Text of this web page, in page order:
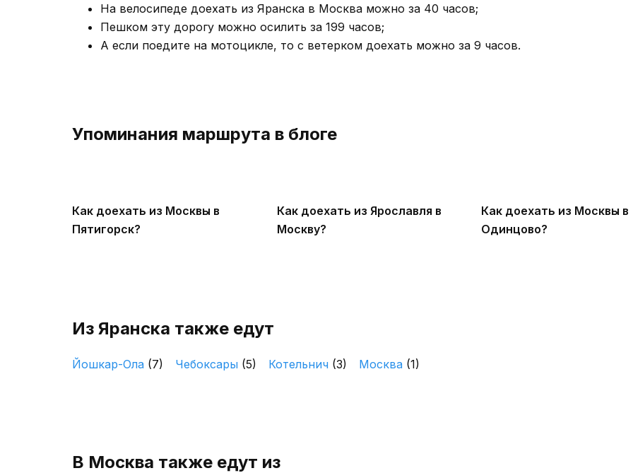
На велосипеде доехать из Яранска в Москва можно за 40 часов;
Пешком эту дорогу можно осилить за 199 часов;
А если поедите на мотоцикле, то с ветерком доехать можно за 9 часов.
Упоминания маршрута в блоге
Как доехать из Москвы в
Пятигорск?
Как доехать из Ярославля в
Москву?
Как доехать из Москвы в
Одинцово?
Из Яранска также едут
Йошкар-Ола (7) Чебоксары (5) Котельнич (3) Москва (1)
В Москва также едут из